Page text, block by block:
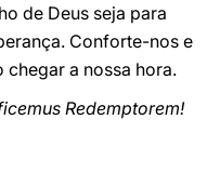
de Deus seja para
Conforte-nos e
a nossa hora.
Redemptorem!